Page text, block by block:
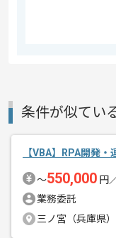
条件が似てい
【VBA】RPA開発
〜550,000 円
業務委託
三ノ宮（兵庫県）